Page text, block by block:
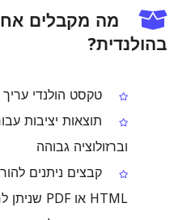
בהולנדית?
טקסט הולנדי
תוצאות יציבות
וברזולוציה גבוהה
HTML או PDF שניתן לחיפוש